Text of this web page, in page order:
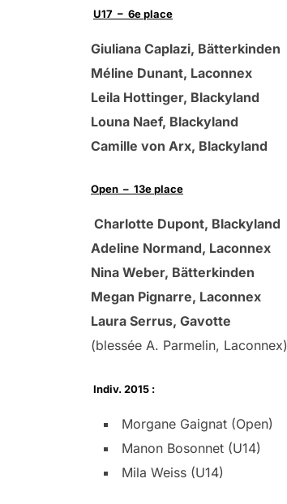
U17 – 6e place
Giuliana Caplazi, Bätterkinden
Méline Dunant, Laconnex
Leila Hottinger, Blackyland
Louna Naef, Blackyland
Camille von Arx, Blackyland
Open – 13e place
Charlotte Dupont, Blackyland
Adeline Normand, Laconnex
Nina Weber, Bätterkinden
Megan Pignarre, Laconnex
Laura Serrus, Gavotte
(blessée A. Parmelin, Laconnex)
Indiv. 2015 :
Morgane Gaignat (Open)
Manon Bosonnet (U14)
Mila Weiss (U14)